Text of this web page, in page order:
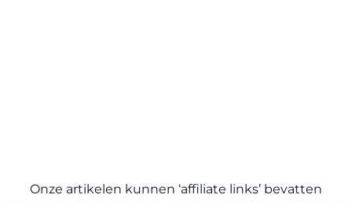
Onze artikelen kunnen ‘affiliate links’ bevatten